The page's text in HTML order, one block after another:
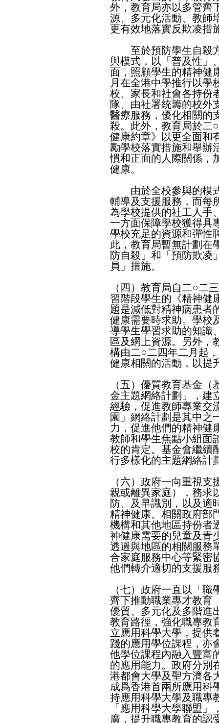
外，教育局亦以多管齊
源、多元化活動、教師
更有效地落實反欺凌措
至於預防學生自殺方
與模式，以「普及性」
面，照顧學生的精神健
月在全港中學推行以學
校、家長和社會各持份
隊、由社署統籌的校外
醫療服務，優化相關的
殺。此外，教育局於二
健康約章》以更全面和
勵學校落實措施和舉辦
慣和正面的人際關係，
健康。
由於全校參與的模式
輔導及支援服務，而每
為學校提供的社工人手
一方面保障學校獲得具
學校充足的資源和彈性
此，教育局暫無計劃在
防自殺」和「預防欺凌
員」措施。
（四）教育局自二○二
習階段學生的《精神健
題是減低對精神病患者
健康需要時求助。學校
導學生學習求助的知識
區及網上資源。另外，
構由二○二四年二月起
健康相關的活動，以提
（五）優質教育基金
金主題網絡計劃」，建
經驗，促進教師專業交
園」網絡計劃是其中之
力，促進他們的精神健
教師和學生焦點小組面
校的肯定。基金會繼續
行多樣化的主題網絡計
（六）政府一向重視
親或離異家庭），務求
防、及早識別，以及適
精神健康。相關政府部
機構和其他地區持份者
神健康需要的兒童及青
透過與地區的相關服務
合家庭服務中心等緊密
他們轉介適切的支援服
（七）政府一直以「
齊下推動職業專才教育
優質、多元化及多階進
教育路徑，強化職專教
立應用科學大學，提供
踐的應用學位課程，亦
他學位課程內融入豐富
的應用能力。政府分別
港都會大學及聖方濟各
成爲香港首兩所應用科
持應用科學大學及職專
「應用科學大學聯盟
廣，提升職專教育的認